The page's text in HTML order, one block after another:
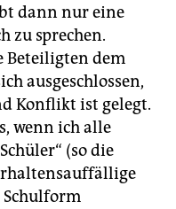
dann nur eine
zu sprechen.
Beteiligten dem
ausgeschlossen,
Konflikt ist gelegt.
wenn ich alle
(so die
Schulform